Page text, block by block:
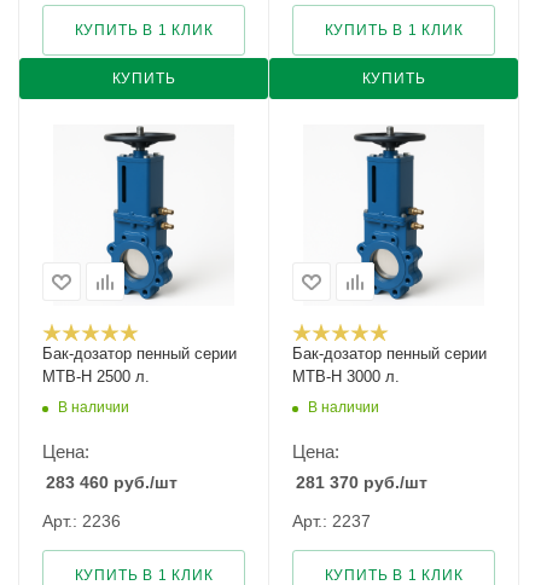
КУПИТЬ
КУПИТЬ В 1 КЛИК
КУПИТЬ
КУПИТЬ В 1 КЛИК
Бак-дозатор пенный серии
MTB-H 2500 л.
В наличии
Цена:
283 460 руб./шт
Арт.: 2236
КУПИТЬ В 1 КЛИК
Бак-дозатор пенный серии
MTB-H 3000 л.
В наличии
Цена:
281 370 руб./шт
Арт.: 2237
КУПИТЬ В 1 КЛИК